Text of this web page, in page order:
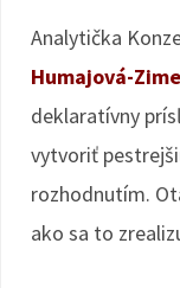
Analytička
Humajová-
deklaratívny
vytvoriť
rozhodnutím.
ako sa to